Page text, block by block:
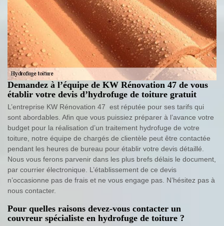
Demandez à l’équipe de KW Rénovation 47 de vous
établir votre devis d’hydrofuge de toiture gratuit
L’entreprise KW Rénovation 47 est réputée pour ses tarifs qui
sont abordables. Afin que vous puissiez préparer à l’avance votre
budget pour la réalisation d’un traitement hydrofuge de votre
toiture, notre équipe de chargés de clientèle peut être contactée
pendant les heures de bureau pour établir votre devis détaillé.
Nous vous ferons parvenir dans les plus brefs délais le document,
par courrier électronique. L’établissement de ce devis
n’occasionne pas de frais et ne vous engage pas. N’hésitez pas à
nous contacter.
Pour quelles raisons devez-vous contacter un
couvreur spécialiste en hydrofuge de toiture ?